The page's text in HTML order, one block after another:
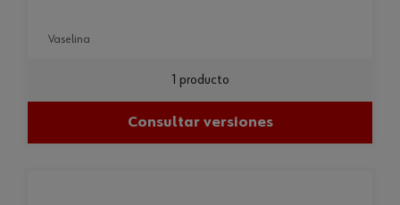
vaselina
1 producto
Consultar versiones